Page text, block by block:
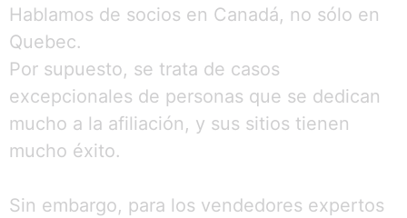
Hablamos de socios en Canadá, no sólo en
Quebec.
Por supuesto, se trata de casos
excepcionales de personas que se dedican
mucho a la afiliación, y sus sitios tienen
mucho éxito.
Sin embargo, para los vendedores expertos